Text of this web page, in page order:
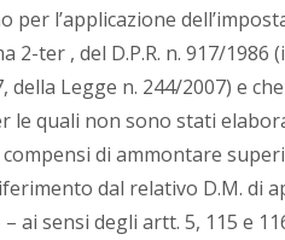
per l’applicazione
2-ter , del D.P.R. n. 917/
della Legge n. 244/2007) e
le quali non sono stati
di ammontare
dal relativo D.M. di
ai sensi degli artt. 5, 115 e